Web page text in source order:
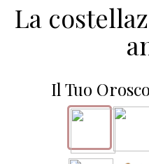
La
Il Tuo